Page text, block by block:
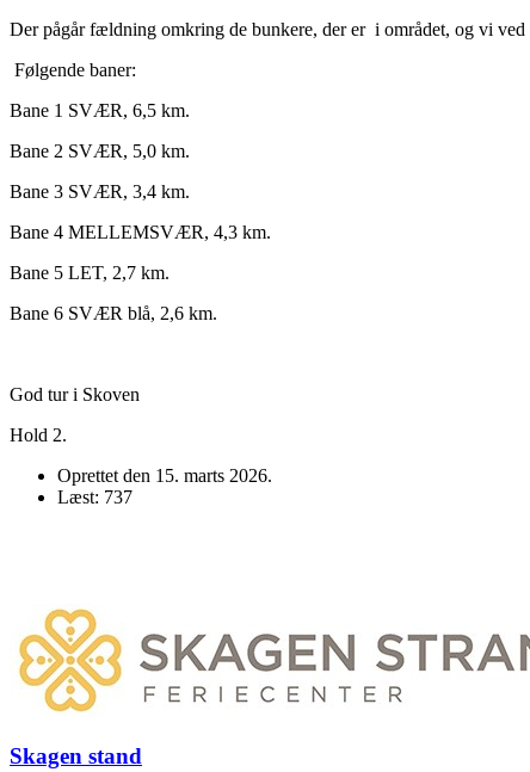
Der pågår fældning omkring de bunkere, der er i området, og vi
Følgende baner:
Bane 1 SVÆR, 6,5 km.
Bane 2 SVÆR, 5,0 km.
Bane 3 SVÆR, 3,4 km.
Bane 4 MELLEMSVÆR, 4,3 km.
Bane 5 LET, 2,7 km.
Bane 6 SVÆR blå, 2,6 km.
God tur i Skoven
Hold 2.
Oprettet den 15. marts 2026.
Læst: 737
Skagen stand